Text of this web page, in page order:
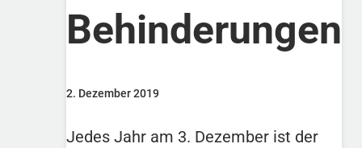
Behinderungen
2. Dezember 2019
Jedes Jahr am 3. Dezember ist der